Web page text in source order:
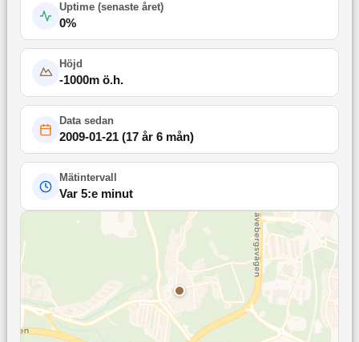
Uptime (senaste året)
0%
Höjd
-1000m ö.h.
Data sedan
2009-01-21(17 år 6 mån)
Mätintervall
Var 5:e minut